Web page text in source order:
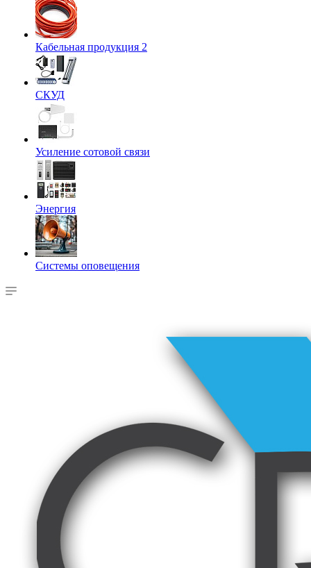
Кабельная продукция 2
СКУД
Усиление сотовой связи
Энергия
Системы оповещения